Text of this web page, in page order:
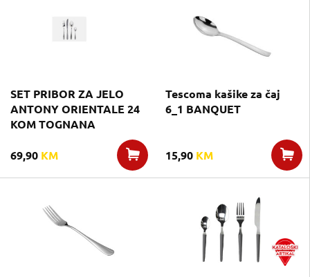
SET PRIBOR ZA JELO
ANTONY ORIENTALE 24
KOM TOGNANA
69,90 KM
Tescoma kašike za čaj
6_1 BANQUET
15,90 KM